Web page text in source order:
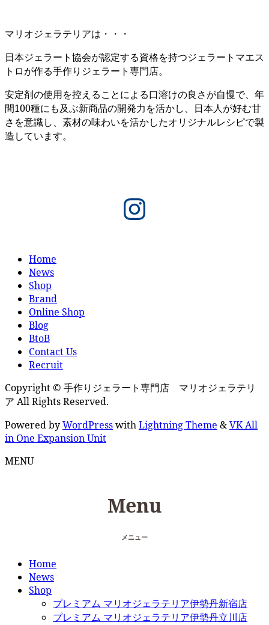
マリオジェラテリアは・・・
日本ジェラート協会が認定する資格を持つジェラートマエス
トロが作る手作りジェラート専門店。
安定剤の使用を控えることによる口溶けの良さが自慢で、年
間100種にも及ぶ新商品の開発力を活かし、日本人が好む甘
さを意識し、素材の味わいを活かしたオリジナルレシピで製
造しています。
Instagram
Home
News
Shop
Brand
Online Shop
Blog
BtoB
Contact Us
Recruit
Copyright © 手作りジェラート専門店 マリオジェラテリ
ア All Rights Reserved.
Powered byWordPresswithLightning Theme &VK All
in One Expansion Unit
MENU
Menu
メニュー
Home
News
Shop
プレミアム マリオジェラテリア伊勢丹新宿店
プレミアム マリオジェラテリア伊勢丹立川店